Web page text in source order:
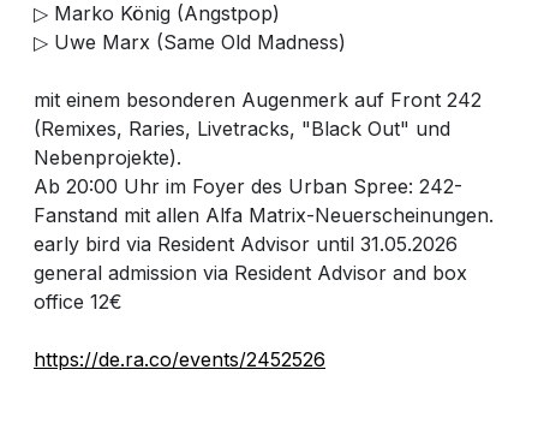
▷ Marko König (Angstpop)
▷ Uwe Marx (Same Old Madness)
mit einem besonderen Augenmerk auf Front 242
(Remixes, Raries, Livetracks, "Black Out" und
Nebenprojekte).
Ab 20:00 Uhr im Foyer des Urban Spree: 242-
Fanstand mit allen Alfa Matrix-Neuerscheinungen.
early bird via Resident Advisor until 31.05.2026
general admission via Resident Advisor and box
office 12€
https://de.ra.co/events/2452526